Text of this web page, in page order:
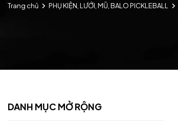
Trang chủ PHỤ KIỆN, LƯỚI, MŨ, BALO PICKLEBALL
DANH MỤC MỞ RỘNG